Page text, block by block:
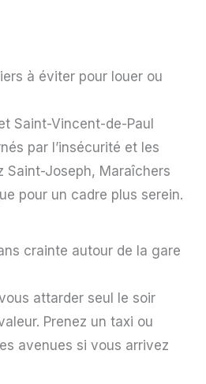
à éviter pour louer ou
Saint-Vincent-de-Paul
par l’insécurité et les
Saint-Joseph, Maraîchers
pour un cadre plus serein.
crainte autour de la gare
attarder seul le soir
Prenez un taxi ou
avenues si vous arrivez